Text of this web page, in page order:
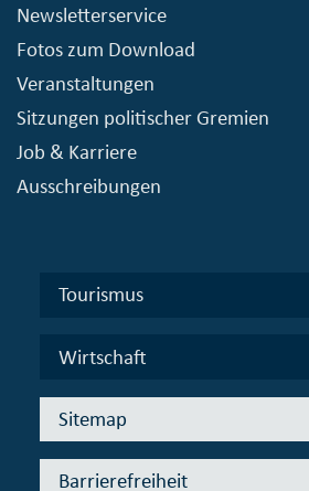
Newsletterservice
Fotos zum Download
Veranstaltungen
Sitzungen politischer Gremien
Job & Karriere
Ausschreibungen
Tourismus
Wirtschaft
Sitemap
Barrierefreiheit